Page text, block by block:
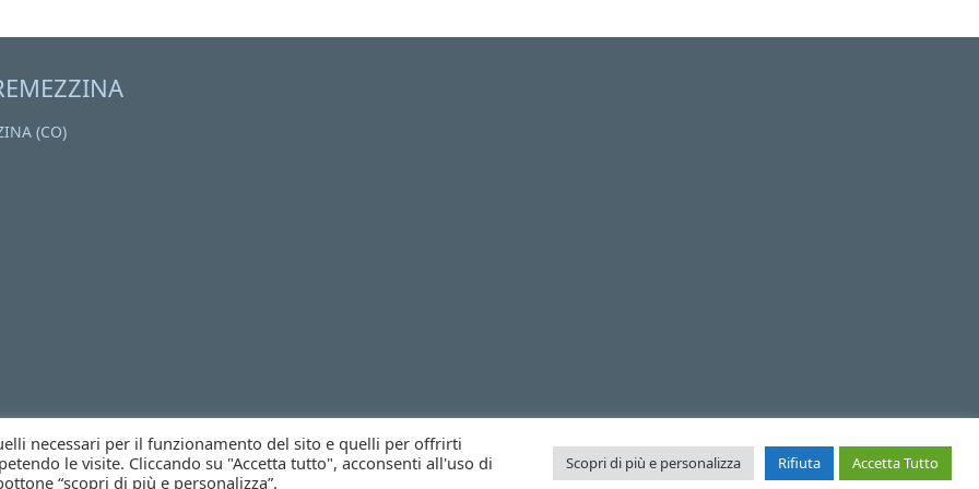
(CO)
Istituto Comprensivo della Tremezzina
necessari per il funzionamento del sito e quelli per offrirti
le visite. Cliccando su "Accetta tutto", acconsenti all'uso di
“scopri di più e personalizza”.
Scopri di più e personalizza Rifiuta Accetta Tutto